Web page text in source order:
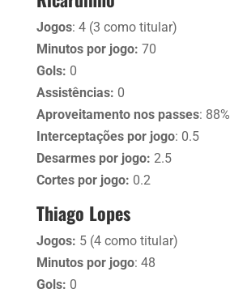
Jogos: 4 (3 como titular)
Minutos por jogo: 70
Gols: 0
Assistências: 0
Aproveitamento nos passes: 88%
Interceptações por jogo: 0.5
Desarmes por jogo: 2.5
Cortes por jogo: 0.2
Thiago Lopes
Jogos: 5 (4 como titular)
Minutos por jogo: 48
Gols: 0